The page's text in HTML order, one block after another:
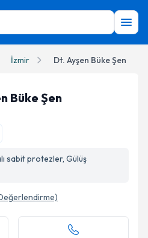
İzmir Dt. Ayşen Büke Şen
Büke Şen
sabit protezler, Gülüş